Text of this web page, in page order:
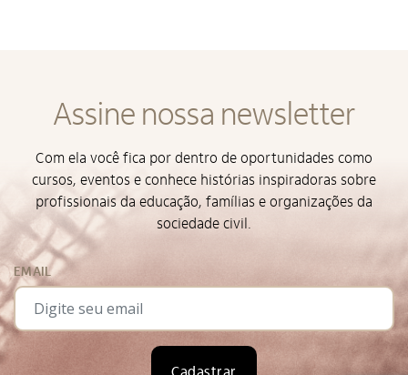
Assine nossa newsletter
Com ela você fica por dentro de oportunidades como
cursos, eventos e conhece histórias inspiradoras sobre
profissionais da educação, famílias e organizações da
sociedade civil.
EMAIL